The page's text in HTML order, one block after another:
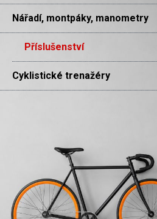
Nářadí, montpáky, manometry
Příslušenství
Cyklistické trenažéry